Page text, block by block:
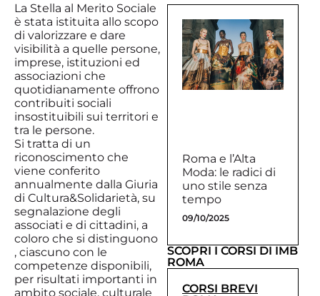
La Stella al Merito Sociale
è stata istituita allo scopo
di valorizzare e dare
visibilità a quelle persone,
imprese, istituzioni ed
associazioni che
quotidianamente offrono
contribuiti sociali
insostituibili sui territori e
tra le persone.
Si tratta di un
riconoscimento che
viene conferito
annualmente dalla Giuria
di Cultura&Solidarietà, su
segnalazione degli
associati e di cittadini, a
coloro che si distinguono
, ciascuno con le
competenze disponibili,
per risultati importanti in
ambito sociale, culturale
Roma e l’Alta
Moda: le radici di
uno stile senza
tempo
09/10/2025
SCOPRI I CORSI DI IMB
ROMA
CORSI BREVI